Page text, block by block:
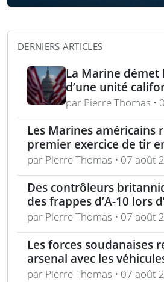
DERNIERS ARTICLES
La Marine démet
d’une unité
formation
par Pierre Thomas •
Les Marines américains
premier exercice de tir
avec tir de couverture à
par Pierre Thomas • 07 août
Des contrôleurs
des frappes d’A-10 lors
soutien aérien
par Pierre Thomas • 07 août
Les forces soudanaises
arsenal avec les
Mohafiz pakistanais
par Pierre Thomas • 07 août